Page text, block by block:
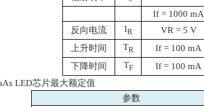
If = 1000 mA
反向电流
IR VR = 5 V
上升时间
TR If = 100 mA
下降时间
TF If = 100 mA
LED芯片最大额定值
参数